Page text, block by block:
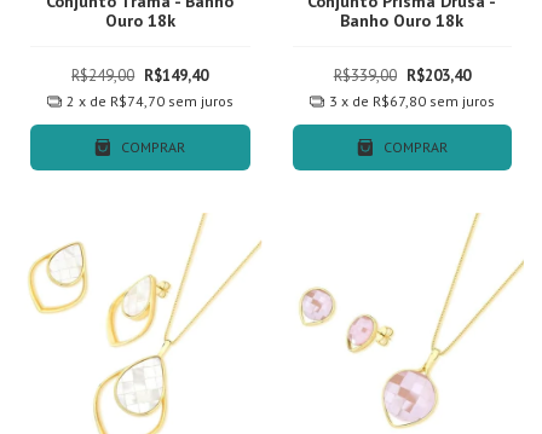
Ouro 18k
R$249,00 R$149,40
2 x de R$74,70 sem juros
COMPRAR
Banho Ouro 18k
R$339,00 R$203,40
3 x de R$67,80 sem juros
COMPRAR